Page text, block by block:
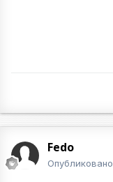
Fedo
Опубликовано